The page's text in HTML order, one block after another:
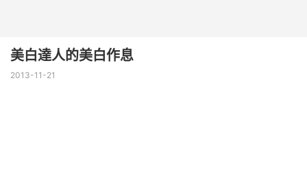
美白達人的美白作息
2013-11-21